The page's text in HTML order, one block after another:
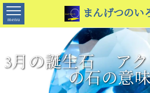
まんげつのい
menu
3月の誕生石 アク
の石の意